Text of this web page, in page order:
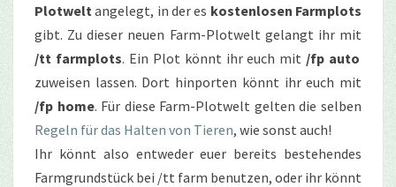
Plotwelt angelegt, in der es kostenlosen Farmplots
gibt. Zu dieser neuen Farm-Plotwelt gelangt ihr mit
/tt farmplots. Ein Plot könnt ihr euch mit /fp auto
zuweisen lassen. Dort hinporten könnt ihr euch mit
/fp home. Für diese Farm-Plotwelt gelten die selben
Regeln für das Halten von Tieren, wie sonst auch!
Ihr könnt also entweder euer bereits bestehendes
Farmgrundstück bei /tt farm benutzen, oder ihr könnt